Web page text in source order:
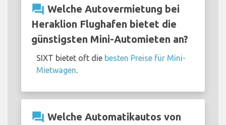
question_answer Welche Autovermietung bei
Heraklion Flughafen bietet die
günstigsten Mini-Automieten an?
SIXT bietet oft die besten Preise für Mini-
Mietwagen
question_answer Welche Automatikautos von